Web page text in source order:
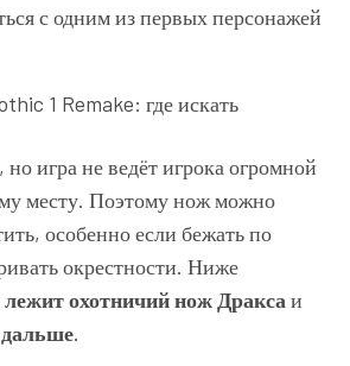
с одним из первых персонажей
игра не ведёт игрока огромной
месту. Поэтому нож можно
особенно если бежать по
окрестности. Ниже
лежит охотничий нож Дракса и
дальше.